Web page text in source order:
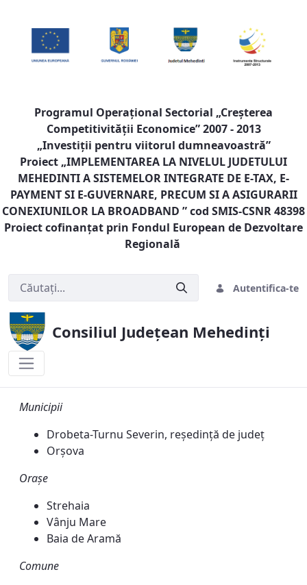
Programul Operaţional Sectorial „Creşterea
Competitivităţii Economice” 2007 - 2013
„Investiţii pentru viitorul dumneavoastră”
Proiect „IMPLEMENTAREA LA NIVELUL JUDETULUI
MEHEDINTI A SISTEMELOR INTEGRATE DE E-TAX, E-
PAYMENT SI E-GUVERNARE, PRECUM SI A ASIGURARII
CONEXIUNILOR LA BROADBAND ” cod SMIS-CSNR 48398
Proiect cofinanţat prin Fondul European de Dezvoltare
Regională
Autentifica-te
Consiliul Județean Mehedinți
Municipii
Drobeta-Turnu Severin, reședință de județ
Orșova
Orașe
Strehaia
Vânju Mare
Baia de Aramă
Comune